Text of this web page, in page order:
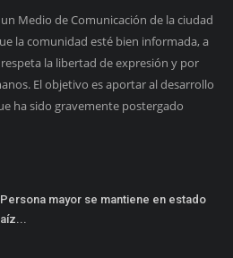
Medio de Comunicación de la ciudad
la comunidad esté bien informada, a
la libertad de expresión y por
El objetivo es aportar al desarrollo
ha sido gravemente postergado
mayor se mantiene en estado